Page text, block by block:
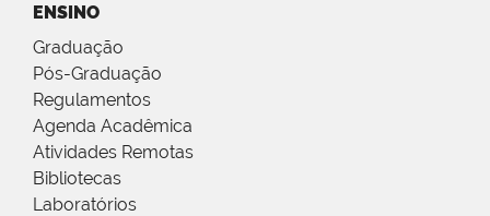
ENSINO
Graduação
Pós-Graduação
Regulamentos
Agenda Acadêmica
Atividades Remotas
Bibliotecas
Laboratórios